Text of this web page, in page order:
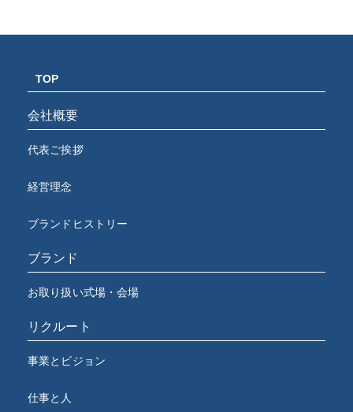
TOP
会社概要
代表ご挨拶
経営理念
ブランドヒストリー
ブランド
お取り扱い式場・会場
リクルート
事業とビジョン
仕事と人